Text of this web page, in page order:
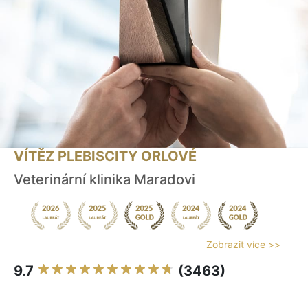
VÍTĚZ PLEBISCITY ORLOVÉ
Veterinární klinika Maradovi
Zobrazit více >>
9.7 (3463)